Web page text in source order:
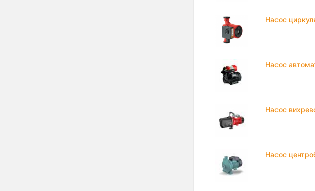
Насос
Насос
Насос
Насос